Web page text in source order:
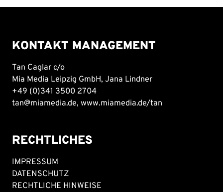
KONTAKT MANAGEMENT
Tan Caglar c/o
Mia Media Leipzig GmbH, Jana Lindner
+49 (0)341 3500 2704
tan@miamedia.de, www.miamedia.de/tan
RECHTLICHES
IMPRESSUM
DATENSCHUTZ
RECHTLICHE HINWEISE